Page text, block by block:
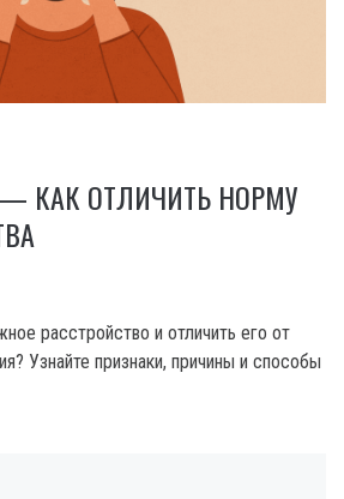
КАК ОТЛИЧИТЬ НОРМУ
расстройство и отличить его от
Узнайте признаки, причины и способы